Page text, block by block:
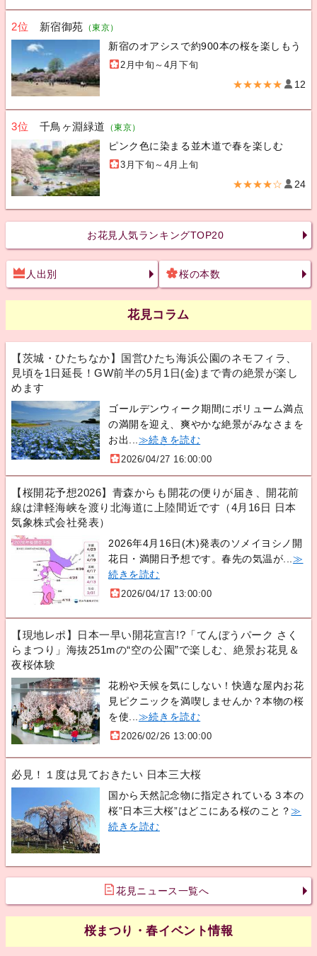
2位 新宿御苑 （東京）
新宿のオアシスで約900本の桜を楽しもう
2月中旬～4月下旬
★★★★★ 12
3位 千鳥ヶ淵緑道 （東京）
ピンク色に染まる並木道で春を楽しむ
3月下旬～4月上旬
★★★★☆ 24
お花見人気ランキングTOP20
人出別 桜の本数
花見コラム
【茨城・ひたちなか】国営ひたち海浜公園のネモフィラ、
見頃を1日延長！GW前半の5月1日(金)まで青の絶景が楽し
めます
ゴールデンウィーク期間にボリューム満点
の満開を迎え、爽やかな絶景がみなさまを
お出... ≫続きを読む
2026/04/27 16:00:00
【桜開花予想2026】青森からも開花の便りが届き、開花前
線は津軽海峡を渡り北海道に上陸間近です（4月16日 日本
気象株式会社発表）
2026年4月16日(木)発表のソメイヨシノ開
花日・満開日予想です。春先の気温が... ≫
続きを読む
2026/04/17 13:00:00
【現地レポ】日本一早い開花宣言!?「てんぼうパーク さく
らまつり」海抜251mの“空の公園”で楽しむ、絶景お花見＆
夜桜体験
花粉や天候を気にしない！快適な屋内お花
見ピクニックを満喫しませんか？本物の桜
を使... ≫続きを読む
2026/02/26 13:00:00
必見！１度は見ておきたい 日本三大桜
国から天然記念物に指定されている３本の
桜”日本三大桜”はどこにある桜のこと？≫
続きを読む
花見ニュース一覧へ
桜まつり・春イベント情報